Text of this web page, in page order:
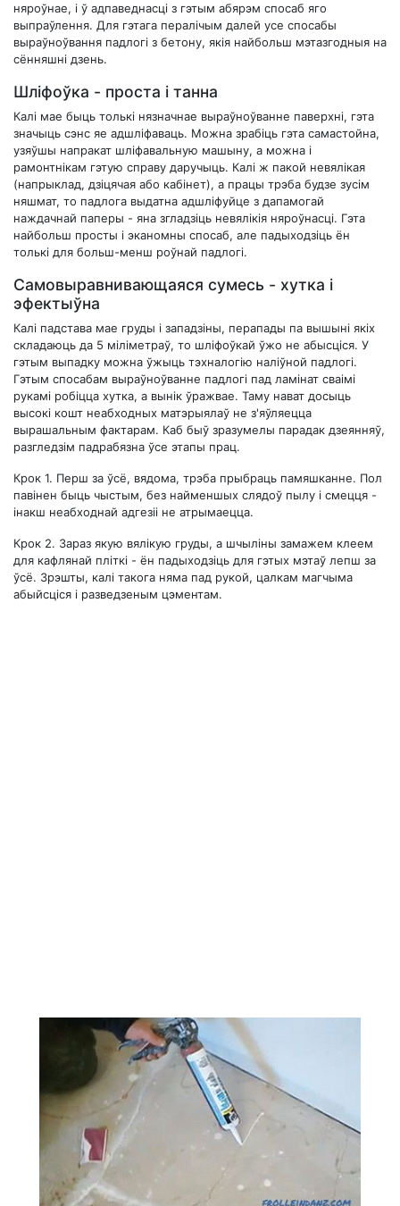
няроўнае, і ў адпаведнасці з гэтым абярэм спосаб яго
выпраўлення. Для гэтага пералічым далей усе спосабы
выраўноўвання падлогі з бетону, якія найбольш мэтазгодныя на
сённяшні дзень.
Шліфоўка - проста і танна
Калі мае быць толькі нязначнае выраўноўванне паверхні, гэта
значыць сэнс яе адшліфаваць. Можна зрабіць гэта самастойна,
узяўшы напракат шліфавальную машыну, а можна і
рамонтнікам гэтую справу даручыць. Калі ж пакой невялікая
(напрыклад, дзіцячая або кабінет), а працы трэба будзе зусім
няшмат, то падлога выдатна адшліфуйце з дапамогай
наждачнай паперы - яна згладзіць невялікія няроўнасці. Гэта
найбольш просты і эканомны спосаб, але падыходзіць ён
толькі для больш-менш роўнай падлогі.
Самовыравнивающаяся сумесь - хутка і
эфектыўна
Калі падстава мае груды і западзіны, перапады па вышыні якіх
складаюць да 5 міліметраў, то шліфоўкай ўжо не абысціся. У
гэтым выпадку можна ўжыць тэхналогію наліўной падлогі.
Гэтым спосабам выраўноўванне падлогі пад ламінат сваімі
рукамі робіцца хутка, а вынік ўражвае. Таму нават досыць
высокі кошт неабходных матэрыялаў не з'яўляецца
вырашальным фактарам. Каб быў зразумелы парадак дзеянняў,
разгледзім падрабязна ўсе этапы прац.
Крок 1. Перш за ўсё, вядома, трэба прыбраць памяшканне. Пол
павінен быць чыстым, без найменшых слядоў пылу і смецця -
інакш неабходнай адгезіі не атрымаецца.
Крок 2. Зараз якую вялікую груды, а шчыліны замажем клеем
для кафлянай пліткі - ён падыходзіць для гэтых мэтаў лепш за
ўсё. Зрэшты, калі такога няма пад рукой, цалкам магчыма
абыйсціся і разведзеным цэментам.